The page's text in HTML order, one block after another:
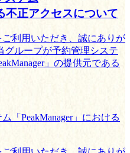
不正アクセスについて
利用いただき、誠にありが
グループが予約管理システ
」の提供元である
「PeakManager」における